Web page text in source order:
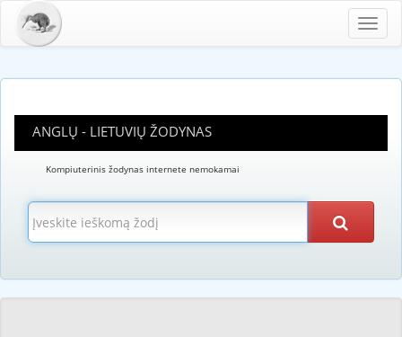
ANGLŲ - LIETUVIŲ ŽODYNAS
Kompiuterinis žodynas internete nemokamai